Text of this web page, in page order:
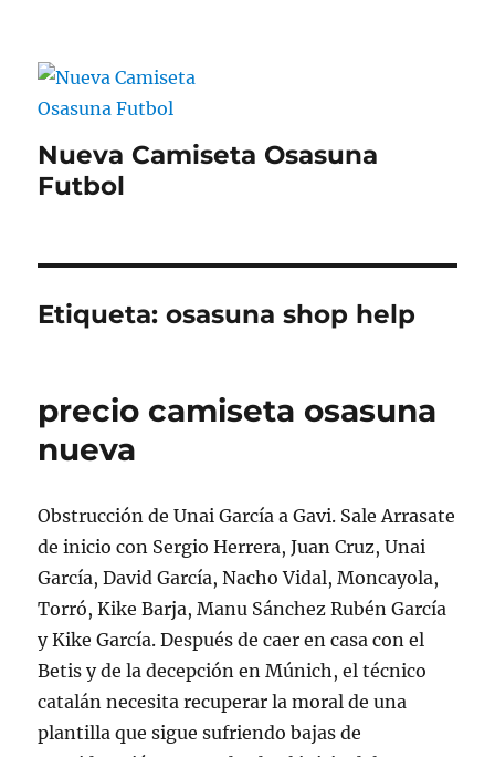
Nueva Camiseta Osasuna
Futbol
Etiqueta:osasuna shop help
precio camiseta osasuna
nueva
Obstrucción de Unai García a Gavi. Sale Arrasate
de inicio con Sergio Herrera, Juan Cruz, Unai
García, David García, Nacho Vidal, Moncayola,
Torró, Kike Barja, Manu Sánchez Rubén García
y Kike García. Después de caer en casa con el
Betis y de la decepción en Múnich, el técnico
catalán necesita recuperar la moral de una
plantilla que sigue sufriendo bajas de